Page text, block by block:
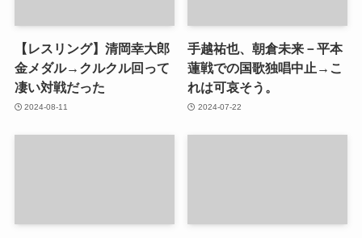
【レスリング】清岡幸大郎
金メダル→クルクル回って
凄い対戦だった
2024-08-11
手越祐也、朝倉未来－平本
蓮戦での国歌独唱中止→こ
れは可哀そう。
2024-07-22